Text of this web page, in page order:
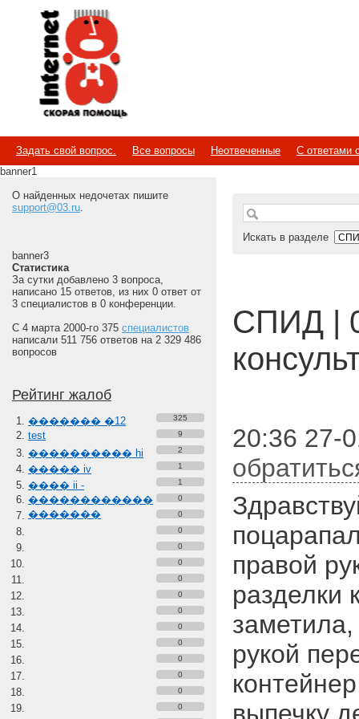
Internet
Скорая помощь
Задать свой вопрос. Все вопросы Неотвеченные
С ответами
banner1
О найденных недочетах пишите
support@03.ru.
banner3
Статистика
За сутки добавлено 3 вопроса,
написано 15 ответов, из них 0 ответ от
3 специалистов в 0 конференции.
С 4 марта 2000-го 375 специалистов
написали 511 756 ответов на 2 329 486
вопросов
Рейтинг жалоб
������� �12 325
test 9
���������� hi 2
����� iv 1
���� ii -
������������
�������
1
0
0
0
0
0
0
0
0
0
0
0
0
0
0
Искать в разделе
СПИД |
20:36 27-
правой
разделки
рукой